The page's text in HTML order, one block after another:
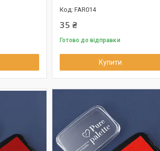
FAR014
35 ₴
Готово до відправки
Купити